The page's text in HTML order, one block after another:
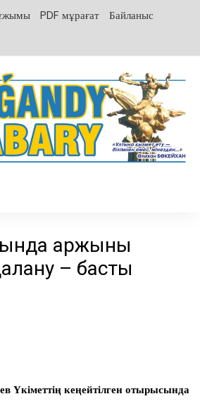
PDF мұрағат Байланыс
қаржыны
– басты
Үкіметтің кеңейтілген отырысында